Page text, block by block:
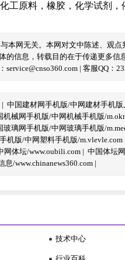
化工原料 ， 橡胶 ， 化学试剂 ，
本网无关。本网对文中陈述、观
的信息，转载目的在于传递更多
| 客服QQ：
| 中国建材网手机版/中网建材手机版
机械网手机版/中网机械手机版/
玻璃网手机版/中网玻璃手机版/
机版/中网塑料手机版/m.vlevle.com
网体坛/www.oubili.com | 中国体坛
息/www.chinanews360.com |
技术中心